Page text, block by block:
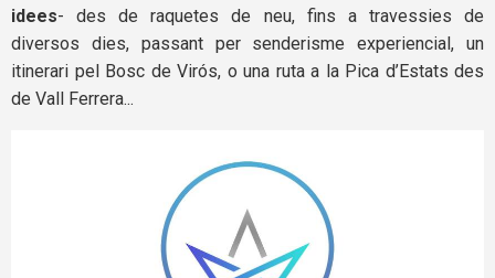
idees- des de raquetes de neu, fins a travessies de
diversos dies, passant per senderisme experiencial, un
itinerari pel Bosc de Virós, o una ruta a la Pica d’Estats des
de Vall Ferrera...